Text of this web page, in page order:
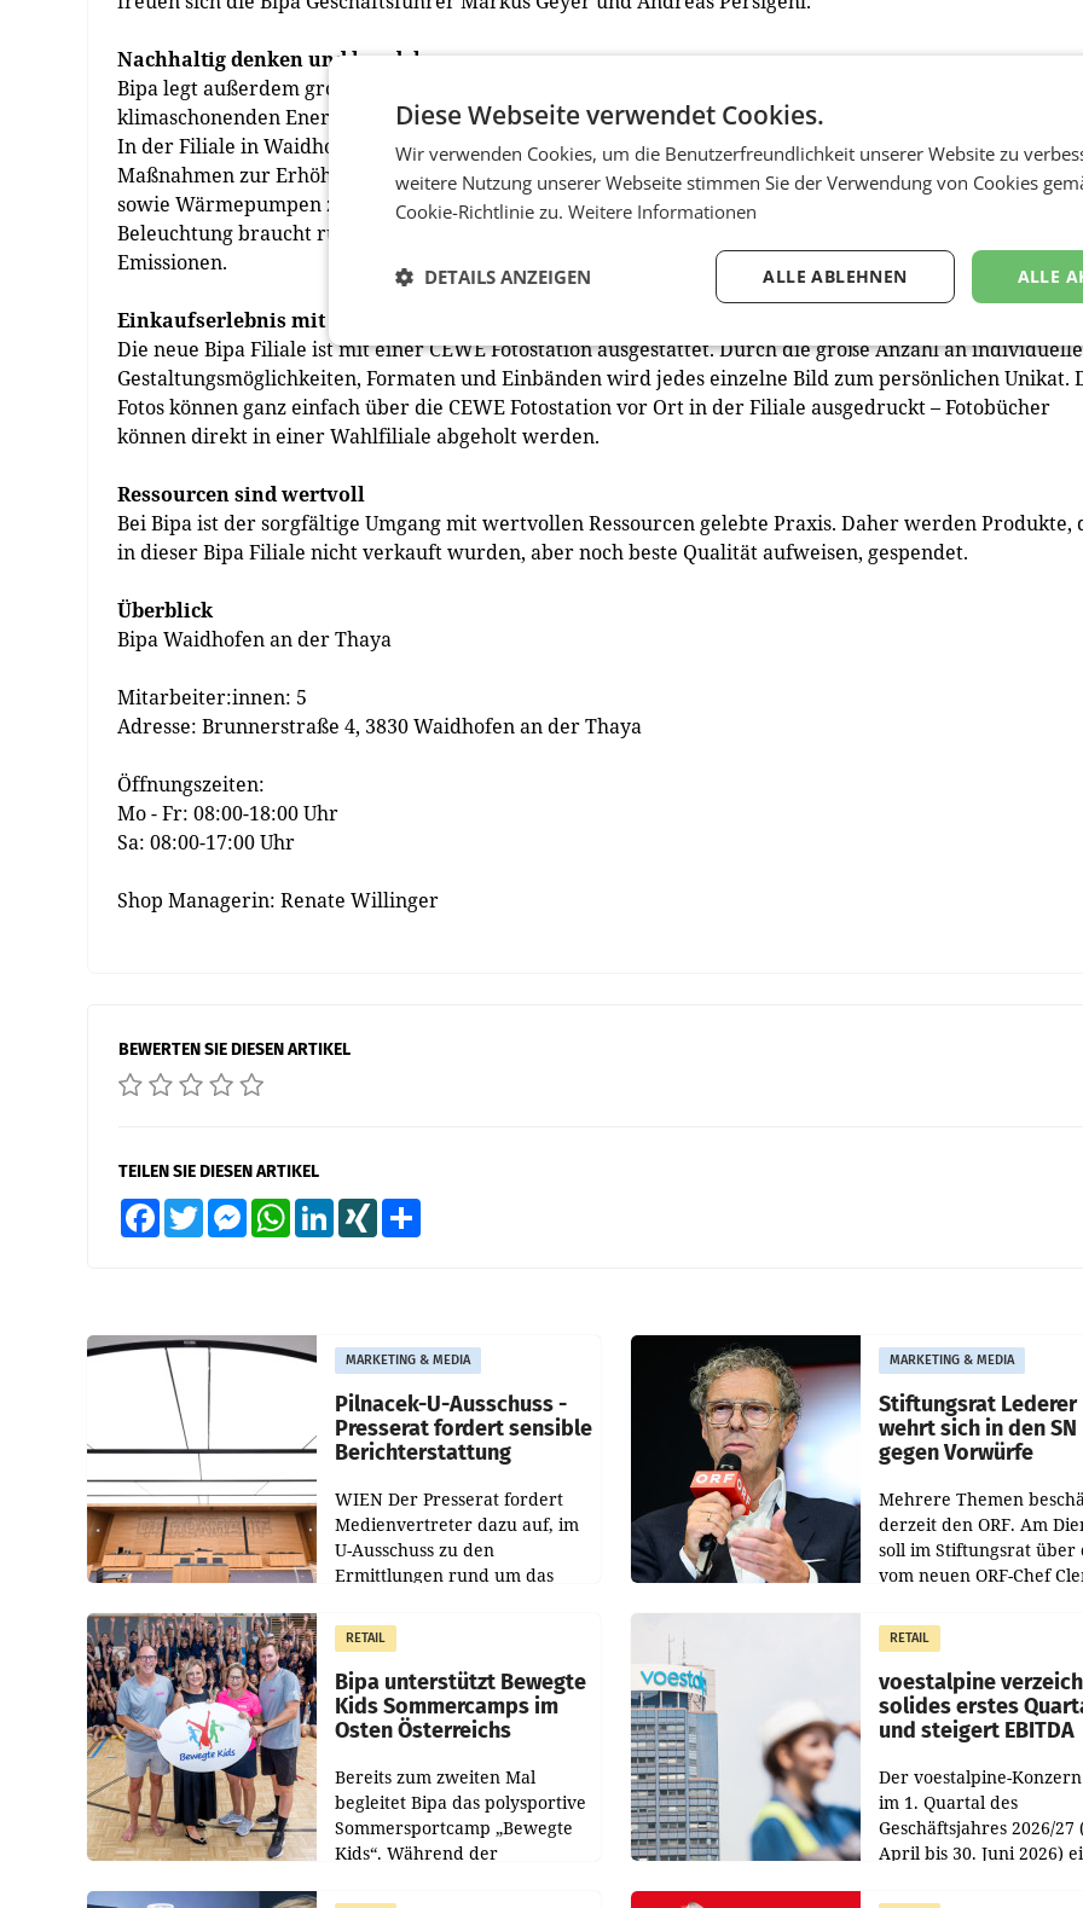
Nachhaltig denken und handeln
Bipa legt außerdem großen Wert auf Energieeffizienz und die konsequente Förderung von erneuerbaren,
klimaschonenden Energiequellen. Bipa bezieht ausschließlich Grünstrom aus österreichischer
In der Filiale in Waidhofen an der Thaya werden – wie in allen Neu- und Umbauten – zudem weitere
Maßnahmen zur Erhöhung der Energieeffizienz eingesetzt. Dazu gehören unter anderem LED
sowie Wärmepumpen zum Klimatisieren und Heizen. Dadurch entfällt der Einsatz fossiler Brennstoffe,
Beleuchtung braucht rund 50 Prozent weniger Strom und sorgt so für eine deutliche Reduktion an CO2
Emissionen.
Einkaufserlebnis mit zusätzlichen Serviceleistungen
Die neue Bipa Filiale ist mit einer CEWE Fotostation ausgestattet. Durch die große Anzahl an
Gestaltungsmöglichkeiten, Formaten und Einbänden wird jedes einzelne Bild zum persönlichen Unikat.
Fotos können ganz einfach über die CEWE Fotostation vor Ort in der Filiale ausgedruckt – Fotobücher
können direkt in einer Wahlfiliale abgeholt werden.
Ressourcen sind wertvoll
Bei Bipa ist der sorgfältige Umgang mit wertvollen Ressourcen gelebte Praxis. Daher werden Produkte,
in dieser Bipa Filiale nicht verkauft wurden, aber noch beste Qualität aufweisen, gespendet.
Überblick
Bipa Waidhofen an der Thaya
Mitarbeiter:innen: 5
Adresse: Brunnerstraße 4, 3830 Waidhofen an der Thaya
Öffnungszeiten:
Mo - Fr: 08:00-18:00 Uhr
Sa: 08:00-17:00 Uhr
Shop Managerin: Renate Willinger
BEWERTEN SIE DIESEN ARTIKEL
TEILEN SIE DIESEN ARTIKEL
FacebookTwitter MessengerWhatsAppLinkedInXING
MARKETING & MEDIA
Pilnacek-U-Ausschuss -
Presserat fordert sensible
Berichterstattung
WIEN Der Presserat fordert
Medienvertreter dazu auf, im
U-Ausschuss zu den
Ermittlungen rund um das
im Justizministerium, Christian
Pilnacek, auf sensible
MARKETING & MEDIA
Stiftungsrat Lederer
wehrt sich in den SN
gegen Vorwürfe
Mehrere Themen
derzeit den ORF. Am
soll im Stiftungsrat über
vom neuen ORF-Chef
Besetzungen für die
Direktionen abgestimmt
werden.
RETAIL
Bipa unterstützt Bewegte
Kids Sommercamps im
Osten Österreichs
Bereits zum zweiten Mal
begleitet Bipa das polysportive
Sommersportcamp „Bewegte
Kids“. Während der
RETAIL
voestalpine
solides erstes
und steigert EBITDA
Der voestalpine-
im 1. Quartal des
Geschäftsjahres 2026/27
April bis 30. Juni 2026)
Diese Webseite verwendet Cookies.
Wir verwenden Cookies, um die Benutzerfreundlichkeit unserer Website zu
weitere Nutzung unserer Webseite stimmen Sie der Verwendung von Cookies
Cookie-Richtlinie zu. Weitere Informationen
ALLE
ALLE ABLEHNEN
DETAILS ANZEIGEN